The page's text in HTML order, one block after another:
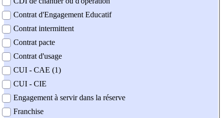
Contrat d'Engagement Educatif
Contrat intermittent
Contrat pacte
Contrat d'usage
CUI - CAE (1)
CUI - CIE
Engagement à servir dans la réserve
Franchise